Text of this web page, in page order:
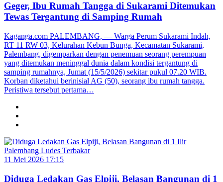
Geger, Ibu Rumah Tangga di Sukarami Ditemukan
Tewas Tergantung di Samping Rumah
Kaganga.com PALEMBANG, — Warga Perum Sukarami Indah,
RT 11 RW 03, Kelurahan Kebun Bunga, Kecamatan Sukarami,
Palembang, digemparkan dengan penemuan seorang perempuan
yang ditemukan meninggal dunia dalam kondisi tergantung di
samping rumahnya, Jumat (15/5/2026) sekitar pukul 07.20 WIB.
Korban diketahui berinisial AG (50), seorang ibu rumah tangga.
Peristiwa tersebut pertama…
11 Mei 2026 17:15
Diduga Ledakan Gas Elpiji, Belasan Bangunan di 1